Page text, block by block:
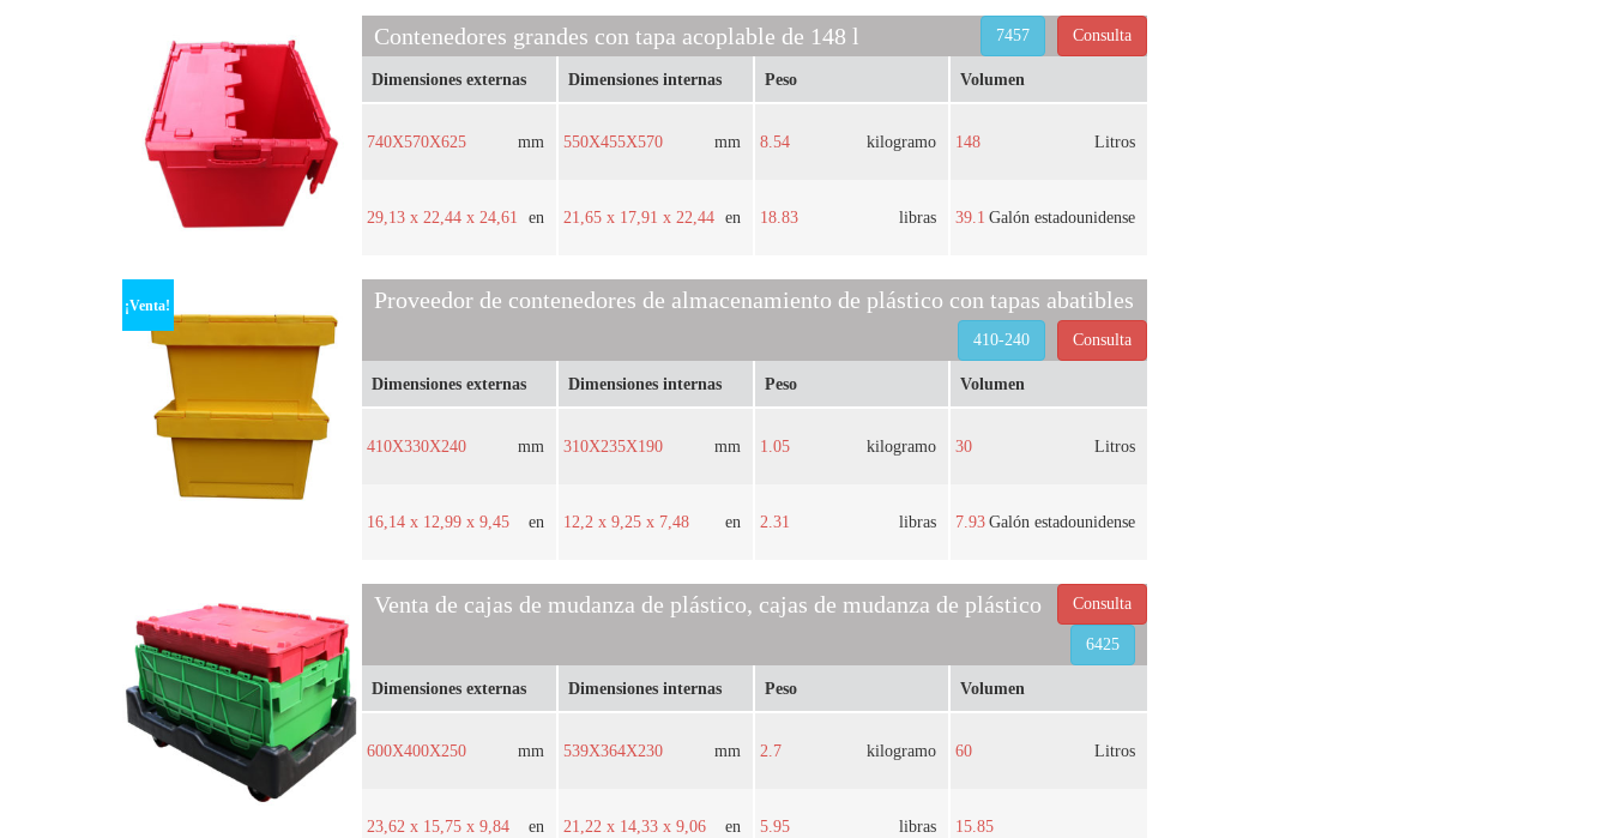
Contenedores grandes con tapa acoplable de 148 l Consulta
7457
Dimensiones externas
740X570X625 mm
29,13 x 22,44 x 24,61 en
Dimensiones internas
550X455X570 mm
21,65 x 17,91 x 22,44 en
Peso
8.54 kilogramo
18.83 libras
Volumen
148 Litros
39.1 Galón estadounidense
¡Venta! Proveedor de contenedores de almacenamiento de plástico con tapas abatibles
Consulta
410-240
Dimensiones externas
410X330X240 mm
16,14 x 12,99 x 9,45 en
Dimensiones internas
310X235X190 mm
12,2 x 9,25 x 7,48 en
Peso
1.05 kilogramo
2.31 libras
Volumen
30 Litros
7.93 Galón estadounidense
Venta de cajas de mudanza de plástico, cajas de mudanza de plástico Consulta
6425
Dimensiones externas
600X400X250 mm
23,62 x 15,75 x 9,84 en
Dimensiones internas
539X364X230 mm
21,22 x 14,33 x 9,06 en
Peso
2.7 kilogramo
5.95 libras
Volumen
60 Litros
15.85